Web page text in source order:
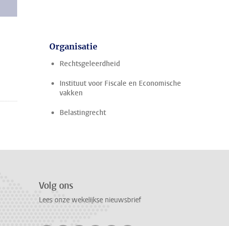
Organisatie
Rechtsgeleerdheid
Instituut voor Fiscale en Economische
vakken
Belastingrecht
Volg ons
Lees onze wekelijkse nieuwsbrief